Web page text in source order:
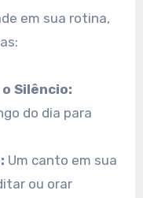
em sua rotina,
Silêncio:
do dia para
Um canto em sua
ou orar